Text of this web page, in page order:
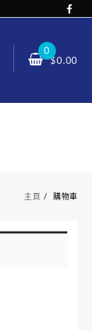
0
$0.00
主頁 購物車